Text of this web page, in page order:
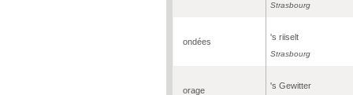
Strasbourg
ondées 's riiselt
Strasbourg
orage 's Gewitter